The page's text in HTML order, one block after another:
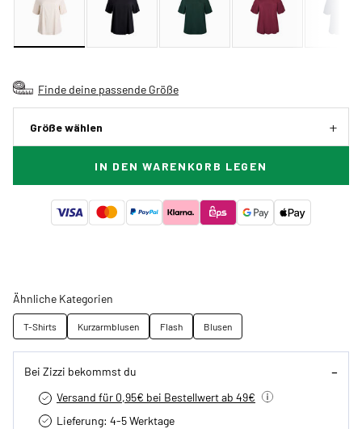
Finde deine passende Größe
Größe wählen
IN DEN WARENKORB LEGEN
Ähnliche Kategorien
T-Shirts Kurzarmblusen Flash Blusen
Bei Zizzi bekommst du
Versand für 0,95€ bei Bestellwert ab 49€
Lieferung: 4-5 Werktage